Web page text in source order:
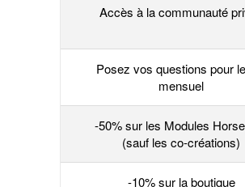
Accès à la communauté
Posez vos questions pour
mensuel
-50% sur les Modules
(sauf les co-créations)
-10% sur la boutique